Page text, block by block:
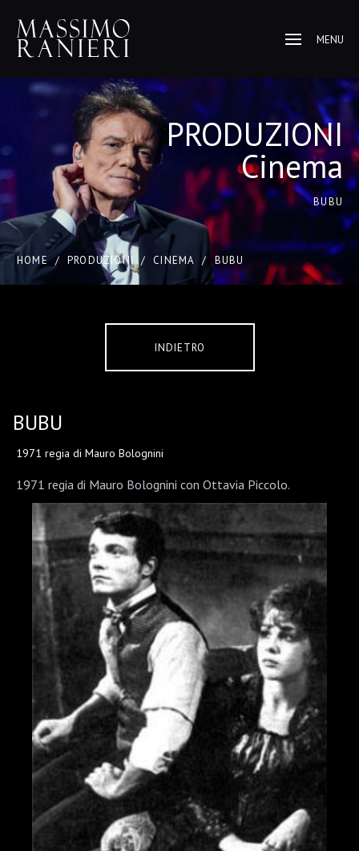
MENU
PRODUZIONI
Cinema
BUBU
HOME / PRODUZIONI / CINEMA / BUBU
INDIETRO
BUBU
1971 regia di Mauro Bolognini
1971 regia di Mauro Bolognini con Ottavia Piccolo.